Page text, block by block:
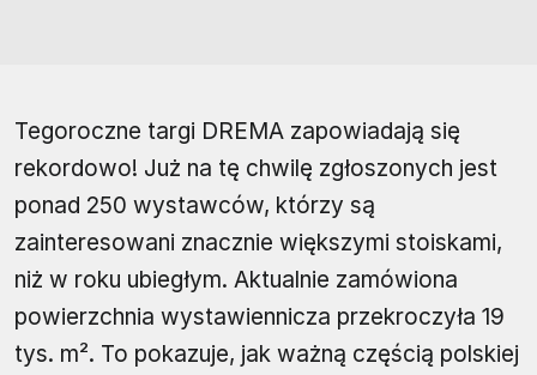
Tegoroczne targi DREMA zapowiadają się
rekordowo! Już na tę chwilę zgłoszonych jest
ponad 250 wystawców, którzy są
zainteresowani znacznie większymi stoiskami,
niż w roku ubiegłym. Aktualnie zamówiona
powierzchnia wystawiennicza przekroczyła 19
tys. m². To pokazuje, jak ważną częścią polskiej